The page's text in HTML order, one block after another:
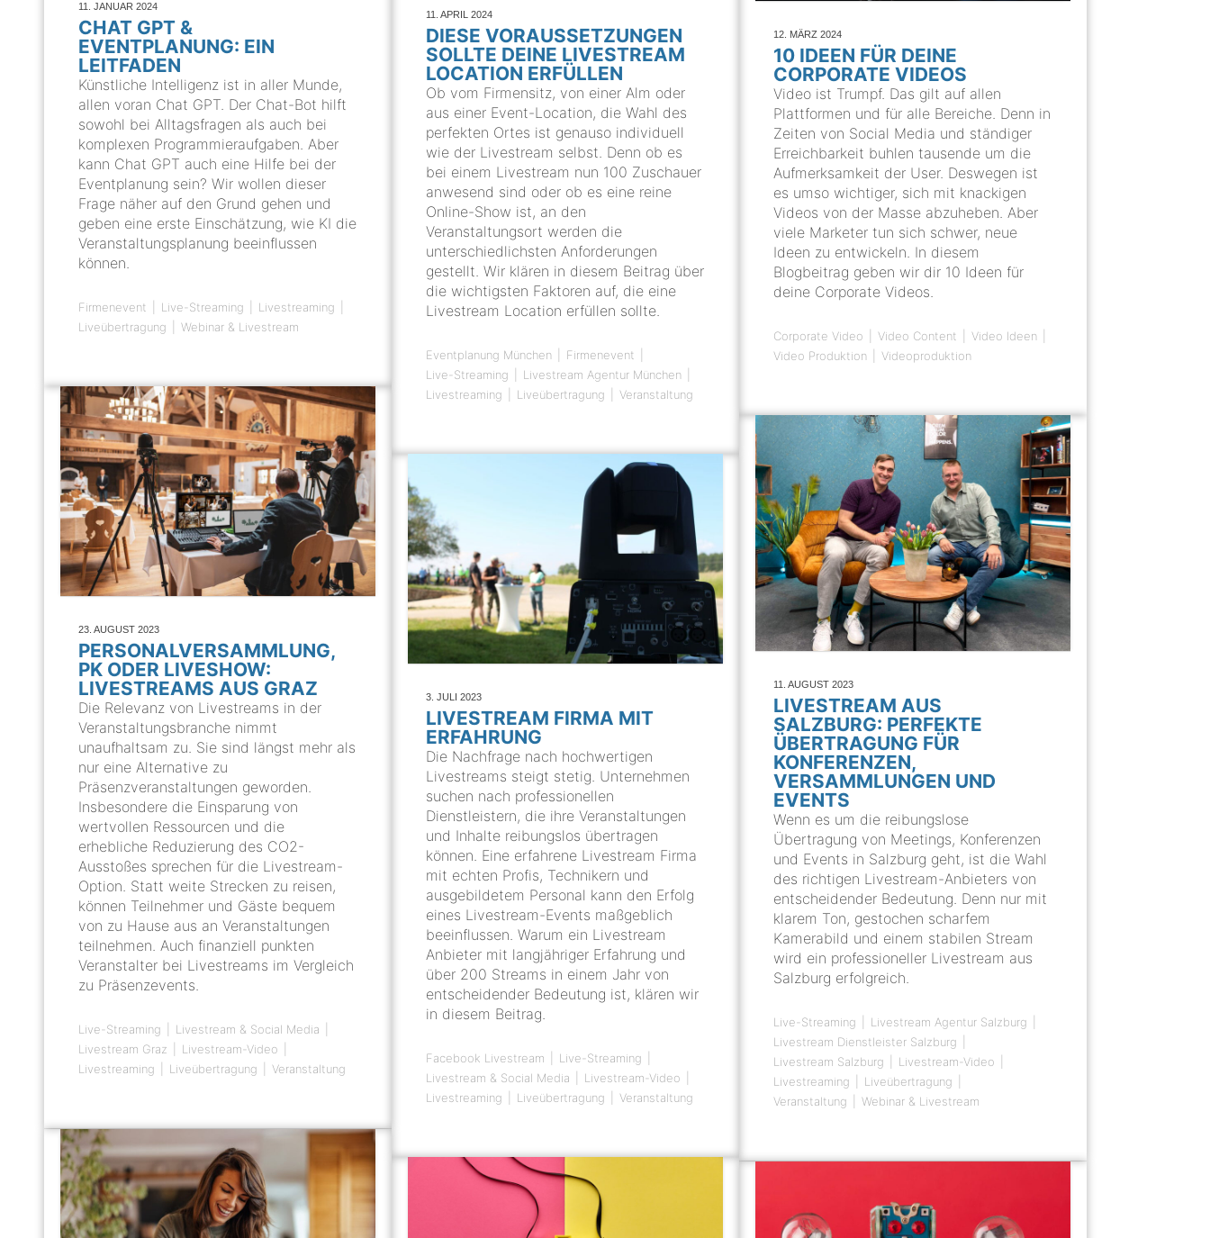
11. APRIL 2024
DIESE VORAUSSETZUNGEN
SOLLTE DEINE LIVESTREAM
LOCATION ERFÜLLEN
Ob vom Firmensitz, von einer Alm oder
aus einer Event-Location, die Wahl des
perfekten Ortes ist genauso individuell
wie der Livestream selbst. Denn ob es
bei einem Livestream nun 100 Zuschauer
anwesend sind oder ob es eine reine
Online-Show ist, an den
Veranstaltungsort werden die
unterschiedlichsten Anforderungen
gestellt. Wir klären in diesem Beitrag über
die wichtigsten Faktoren auf, die eine
Livestream Location erfüllen sollte.
Eventplanung München
Firmenevent
Live-Streaming
Livestream Agentur München
Livestreaming
Liveübertragung Veranstaltung
12. MÄRZ 2024
10 IDEEN FÜR DEINE
CORPORATE VIDEOS
Video ist Trumpf. Das gilt auf allen
Plattformen und für alle Bereiche. Denn in
Zeiten von Social Media und ständiger
Erreichbarkeit buhlen tausende um die
Aufmerksamkeit der User. Deswegen ist
es umso wichtiger, sich mit knackigen
Videos von der Masse abzuheben. Aber
viele Marketer tun sich schwer, neue
Ideen zu entwickeln. In diesem
Blogbeitrag geben wir dir 10 Ideen für
deine Corporate Videos.
Corporate Video Video Content
Video Ideen
Video Produktion
Videoproduktion
11. JANUAR 2024
CHAT GPT &
EVENTPLANUNG: EIN
LEITFADEN
Künstliche Intelligenz ist in aller Munde,
allen voran Chat GPT. Der Chat-Bot hilft
sowohl bei Alltagsfragen als auch bei
komplexen Programmieraufgaben. Aber
kann Chat GPT auch eine Hilfe bei der
Eventplanung sein? Wir wollen dieser
Frage näher auf den Grund gehen und
geben eine erste Einschätzung, wie KI die
Veranstaltungsplanung beeinflussen
können.
Firmenevent Live-Streaming
Livestreaming
Liveübertragung
Webinar & Livestream
23. AUGUST 2023
PERSONALVERSAMMLUNG,
PK ODER LIVESHOW:
LIVESTREAMS AUS GRAZ
Die Relevanz von Livestreams in der
Veranstaltungsbranche nimmt
unaufhaltsam zu. Sie sind längst mehr als
nur eine Alternative zu
Präsenzveranstaltungen geworden.
Insbesondere die Einsparung von
wertvollen Ressourcen und die
erhebliche Reduzierung des CO2-
Ausstoßes sprechen für die Livestream-
Option. Statt weite Strecken zu reisen,
können Teilnehmer und Gäste bequem
von zu Hause aus an Veranstaltungen
teilnehmen. Auch finanziell punkten
Veranstalter bei Livestreams im Vergleich
zu Präsenzevents.
Live-Streaming
Livestream & Social Media
Livestream Graz
Livestream-Video
Livestreaming
Liveübertragung Veranstaltung
11. AUGUST 2023
LIVESTREAM AUS
SALZBURG: PERFEKTE
ÜBERTRAGUNG FÜR
KONFERENZEN,
VERSAMMLUNGEN UND
EVENTS
Wenn es um die reibungslose
Übertragung von Meetings, Konferenzen
und Events in Salzburg geht, ist die Wahl
des richtigen Livestream-Anbieters von
entscheidender Bedeutung. Denn nur mit
klarem Ton, gestochen scharfem
Kamerabild und einem stabilen Stream
wird ein professioneller Livestream aus
Salzburg erfolgreich.
Live-Streaming
Livestream Agentur Salzburg
Livestream Dienstleister Salzburg
Livestream Salzburg
Livestream-Video
Livestreaming
Liveübertragung
Veranstaltung
Webinar & Livestream
3. JULI 2023
LIVESTREAM FIRMA MIT
ERFAHRUNG
Die Nachfrage nach hochwertigen
Livestreams steigt stetig. Unternehmen
suchen nach professionellen
Dienstleistern, die ihre Veranstaltungen
und Inhalte reibungslos übertragen
können. Eine erfahrene Livestream Firma
mit echten Profis, Technikern und
ausgebildetem Personal kann den Erfolg
eines Livestream-Events maßgeblich
beeinflussen. Warum ein Livestream
Anbieter mit langjähriger Erfahrung und
über 200 Streams in einem Jahr von
entscheidender Bedeutung ist, klären wir
in diesem Beitrag.
Facebook Livestream
Live-Streaming
Livestream & Social Media
Livestream-Video
Livestreaming
Liveübertragung Veranstaltung